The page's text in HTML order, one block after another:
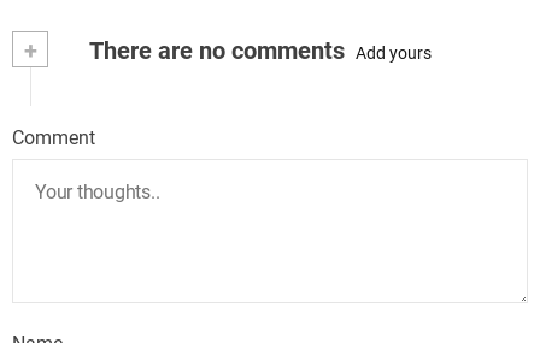
+ There are no comments Add yours
Comment